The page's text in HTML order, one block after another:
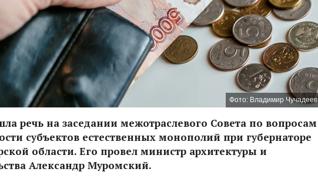
Фото: Владимир Чучадеев
речь на заседании межотраслевого Совета по вопросам
субъектов естественных монополий при губернаторе
области. Его провел министр архитектуры и
Александр Муромский.